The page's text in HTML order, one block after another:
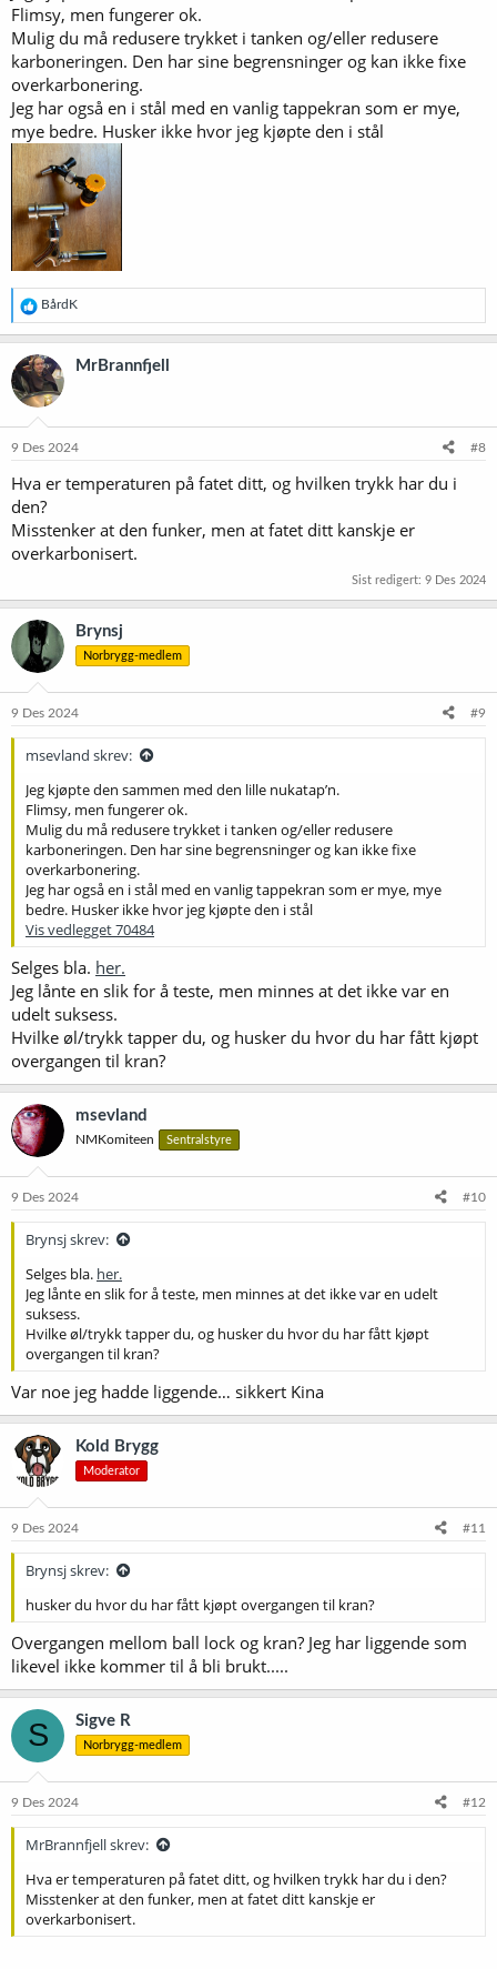
Flimsy, men fungerer ok.
Mulig du må redusere trykket i tanken og/eller redusere
karboneringen. Den har sine begrensninger og kan ikke fixe
overkarbonering.
Jeg har også en i stål med en vanlig tappekran som er mye,
mye bedre. Husker ikke hvor jeg kjøpte den i stål
R
e
a
k
s
j
o
e
BårdK
MrBrannfjell
9 Des 2024 #8
Hva er temperaturen på fatet ditt, og hvilken trykk har du i
den?
Misstenker at den funker, men at fatet ditt kanskje er
overkarbonisert.
Sist redigert: 9 Des 2024
Brynsj
Norbrygg-medlem
9 Des 2024 #9
msevland skrev:
Jeg kjøpte den sammen med den lille nukatap’n.
Flimsy, men fungerer ok.
Mulig du må redusere trykket i tanken og/eller redusere
karboneringen. Den har sine begrensninger og kan ikke fixe
overkarbonering.
Jeg har også en i stål med en vanlig tappekran som er mye, mye
bedre. Husker ikke hvor jeg kjøpte den i stål
Vis vedlegget 70484
Selges bla. her.
Jeg lånte en slik for å teste, men minnes at det ikke var en
udelt suksess.
Hvilke øl/trykk tapper du, og husker du hvor du har fått kjøpt
overgangen til kran?
msevland
NMKomiteen Sentralstyre
9 Des 2024 #10
Brynsj skrev:
Selges bla. her.
Jeg lånte en slik for å teste, men minnes at det ikke var en udelt
suksess.
Hvilke øl/trykk tapper du, og husker du hvor du har fått kjøpt
overgangen til kran?
Var noe jeg hadde liggende… sikkert Kina
Kold Brygg
Moderator
9 Des 2024 #11
Brynsj skrev:
husker du hvor du har fått kjøpt overgangen til kran?
Overgangen mellom ball lock og kran? Jeg har liggende som
likevel ikke kommer til å bli brukt.....
S Sigve R
Norbrygg-medlem
9 Des 2024 #12
MrBrannfjell skrev:
Hva er temperaturen på fatet ditt, og hvilken trykk har du i den?
Misstenker at den funker, men at fatet ditt kanskje er
overkarbonisert.